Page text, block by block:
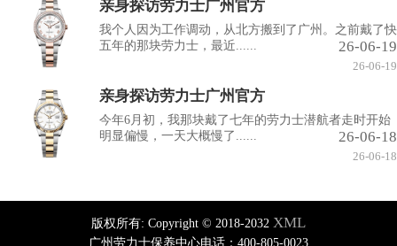
亲身探访劳力士广州官方
我个人因为工作调动，从北方搬到了广州。之前戴了快
五年的那块劳力士，最近......
26-06-19
26-06-19
亲身探访劳力士广州官方
今年6月初，我那块戴了七年的劳力士潜航者走时开始
明显偏慢，一天大概慢了......
26-06-18
26-06-18
版权所有: Copyright © 2018-2032 XML
广州劳力士保养中心电话：400-805-0023